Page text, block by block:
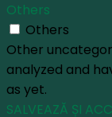
Others
Others
Other
analyzed and
as yet.
SALVEAZĂ ȘI